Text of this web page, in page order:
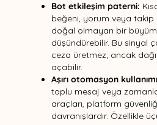
Bot etkileşim paterni:
beğeni, yorum veya takip
doğal olmayan bir
düşündürebilir. Bu sinyal
ceza üretmez; ancak
açabilir.
Aşırı otomasyon
toplu mesaj veya
araçları, platform
davranışlardır. Özellikle